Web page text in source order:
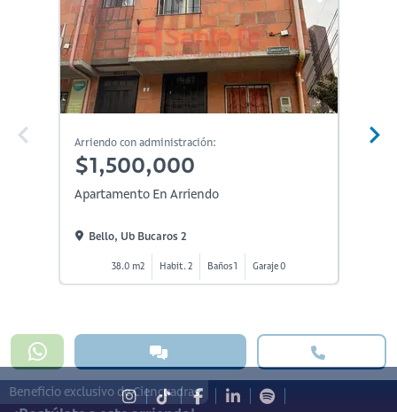
Beneficio exclusivo de Ciencuadras
Arriendo con administración:
$1,500,000
Apartamento En Arriendo
Bello, Ub Bucaros 2
38.0 m2 Habit. 2 Baños 1 Garaje 0